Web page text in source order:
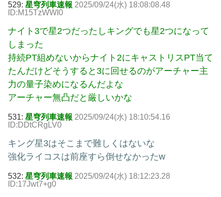
529: 星穹列車速報 2025/09/24(水) 18:08:08.48
ID:M15TzWWI0
ナイト3で星2つだったしキングでも星2つになって
しまった
持続PT組めないからナイト2にキャストリスPT当て
たんだけどそうすると3に回せるのがアーチャー主
力の量子染めになるんだよな
アーチャー無凸だと厳しいかな
531: 星穹列車速報 2025/09/24(水) 18:10:54.16
ID:DDtCRgLV0
キング星3はそこまで難しくはないな
強化ライコスは前座すら倒せなかったw
532: 星穹列車速報 2025/09/24(水) 18:12:23.28
ID:17Jwt7+g0